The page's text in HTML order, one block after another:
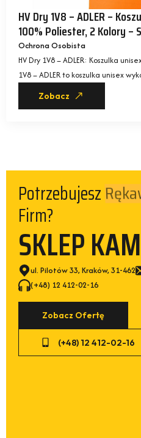
HV Dry 1V8 – ADLER –
100% Poliester, 2 Kolory –
Ochrona Osobista
HV Dry 1V8 – ADLER: Koszulka
1V8 – ADLER to koszulka unisex
Zobacz
Potrzebujesz
Firm?
SKLEP
ul. Pilotów 33, Kraków, 31-462
(+48) 12 412-02-16
Zobacz Ofertę
(+48) 12 412-02-16